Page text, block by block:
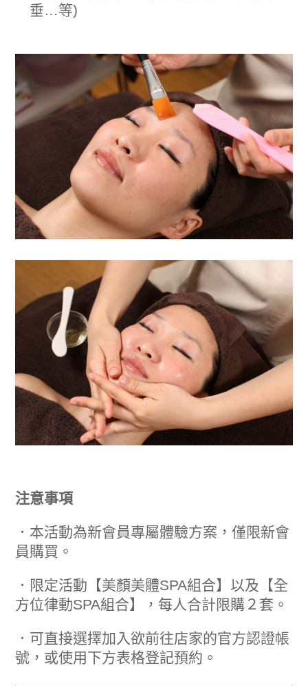
垂…等)
注意事項
．本活動為新會員專屬體驗方案，僅限新會
員購買。
．限定活動【美顏美體SPA組合】以及【全
方位律動SPA組合】，每人合計限購２套。
．可直接選擇加入欲前往店家的官方認證帳
號，或使用下方表格登記預約。